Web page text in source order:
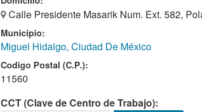
Calle Presidente Masarik Num. Ext. 582,
Municipio:
Miguel Hidalgo, Ciudad De México
Codigo Postal (C.P.):
11560
CCT (Clave de Centro de Trabajo):